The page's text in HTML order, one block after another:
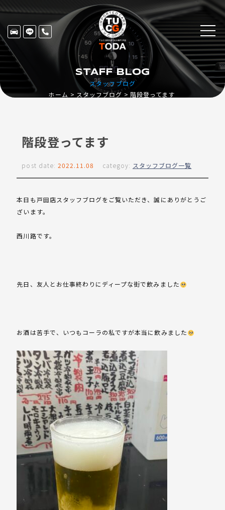
スタッフブログ
STAFF BLOG
ホーム スタッフブログ 階段登ってます
階段登ってます
post date: 2022.11.08 categoy: スタッフブログ一覧
本日も戸田店スタッフブログをご覧いただき、誠にありがとうご
ざいます。
西川路です。
先日、友人とお仕事終わりにディープな街で飲みました
お酒は苦手で、いつもコーラの私ですが本当に飲みました